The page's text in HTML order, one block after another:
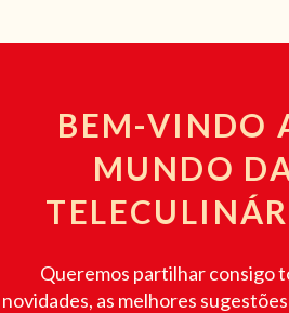
BEM-VINDO
MUNDO
Queremos partilhar consigo
novidades, as melhores